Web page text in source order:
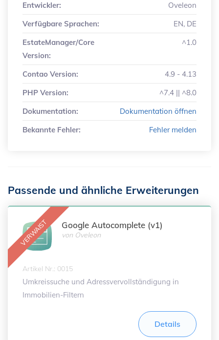
Entwickler:
Oveleon
Verfügbare Sprachen:
EN, DE
EstateManager/Core
Version:
^1.0
Contao Version:
4.9 - 4.13
PHP Version:
^7.4 || ^8.0
Dokumentation:
Dokumentation öffnen
Bekannte Fehler:
Fehler melden
Passende und ähnliche Erweiterungen
Google Autocomplete (v1)
von Oveleon
Artikel Nr.: 0015
Umkreissuche und Adressvervollständigung in
Immobilien-Filtern
Details